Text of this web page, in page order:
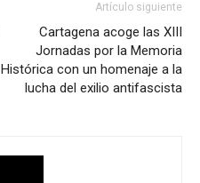
Artículo siguiente
Cartagena acoge las XIII
Jornadas por la Memoria
Histórica con un homenaje a la
lucha del exilio antifascista